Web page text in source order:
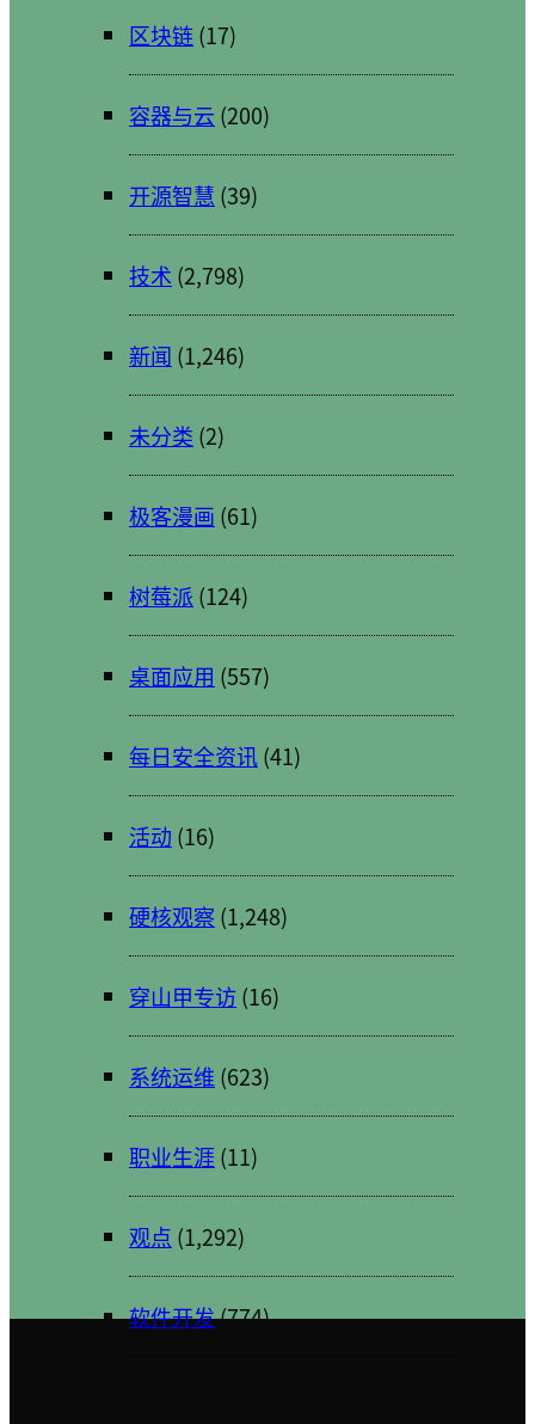
区块链(17)
容器与云 (200)
开源智慧 (39)
技术 (2,798)
新闻 (1,246)
未分类 (2)
极客漫画 (61)
树莓派 (124)
桌面应用 (557)
每日安全资讯(41)
活动 (16)
硬核观察 (1,248)
穿山甲专访(16)
系统运维 (623)
职业生涯(11)
观点 (1,292)
软件开发(774)